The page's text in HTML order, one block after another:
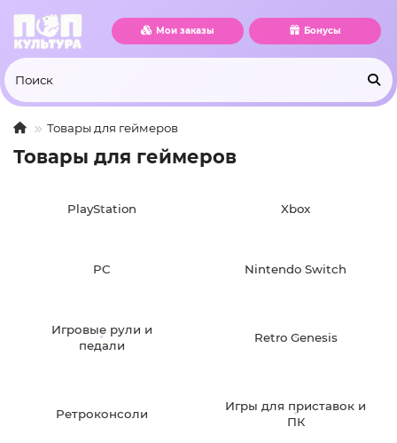
Мои заказы Бонусы
Товары для геймеров
Товары для геймеров
PlayStation Xbox
PC Nintendo Switch
Игровые рули и
педали
Retro Genesis
Ретроконсоли
Игры для приставок и
ПК